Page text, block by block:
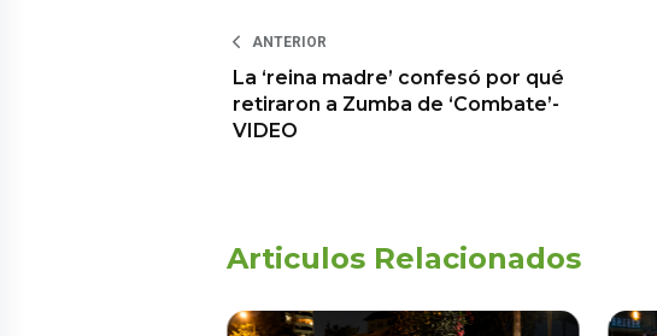
ANTERIOR
La ‘reina madre’ confesó por qué
retiraron a Zumba de ‘Combate’-
VIDEO
Articulos Relacionados